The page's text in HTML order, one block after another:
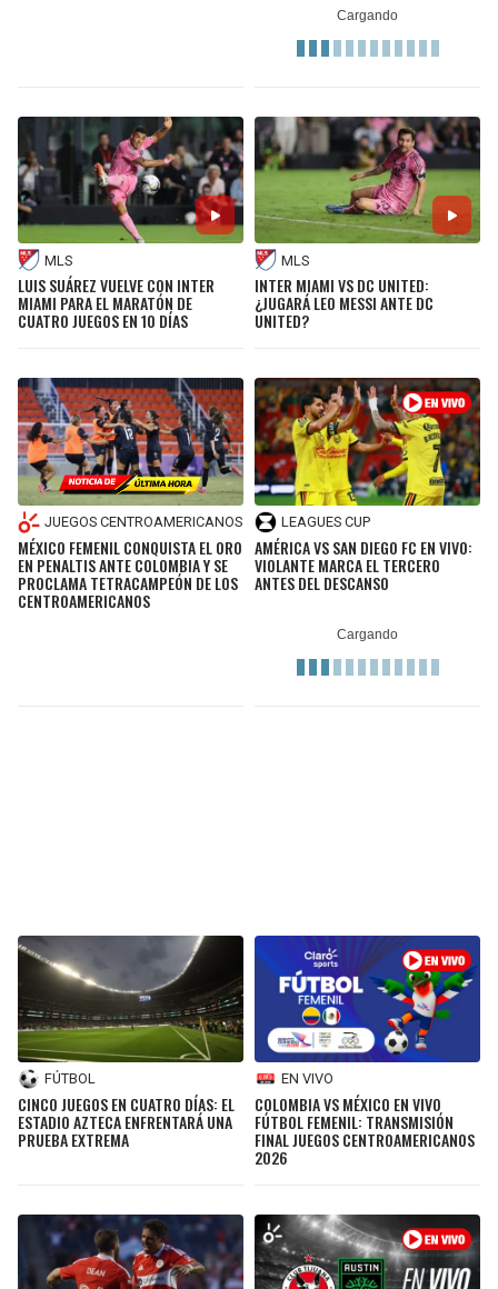
MLS
LUIS SUÁREZ VUELVE CON INTER
MIAMI PARA EL MARATÓN DE
CUATRO JUEGOS EN 10 DÍAS
MLS
INTER MIAMI VS DC UNITED:
¿JUGARÁ LEO MESSI ANTE DC
UNITED?
JUEGOS CENTROAMERICANOS
MÉXICO FEMENIL CONQUISTA EL ORO
EN PENALTIS ANTE COLOMBIA Y SE
PROCLAMA TETRACAMPEÓN DE LOS
CENTROAMERICANOS
LEAGUES CUP
AMÉRICA VS SAN DIEGO FC EN VIVO:
VIOLANTE MARCA EL TERCERO
ANTES DEL DESCANSO
FÚTBOL
CINCO JUEGOS EN CUATRO DÍAS: EL
ESTADIO AZTECA ENFRENTARÁ UNA
PRUEBA EXTREMA
EN VIVO
COLOMBIA VS MÉXICO EN VIVO
FÚTBOL FEMENIL: TRANSMISIÓN
FINAL JUEGOS CENTROAMERICANOS
2026